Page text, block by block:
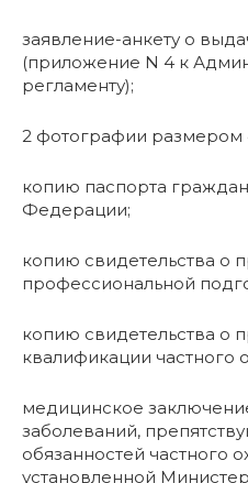
заявление-анкету о
(приложение N 4 к
регламенту);
2 фотографии размером
копию паспорта
Федерации;
копию свидетельства о
профессиональной
копию свидетельства о
квалификации частного
медицинское
заболеваний,
обязанностей частного
установленной